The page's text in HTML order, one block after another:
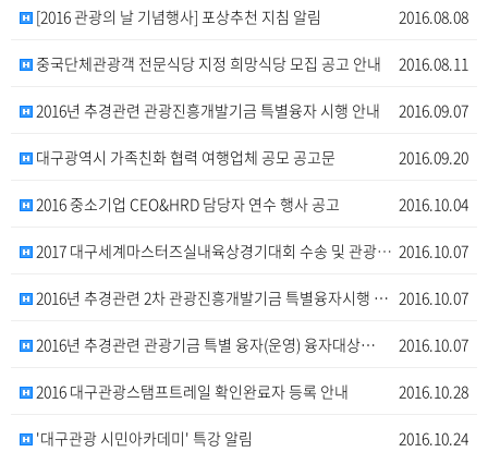
2016.08.08
[2016 관광의 날 기념행사] 포상추천 지침 알림
2016.08.11
중국단체관광객 전문식당 지정 희망식당 모집 공고 안내
2016.09.07
2016년 추경관련 관광진흥개발기금 특별융자 시행 안내
2016.09.20
대구광역시 가족친화 협력 여행업체 공모 공고문
2016.10.04
2016 중소기업 CEO&HRD 담당자 연수 행사 공고
2016.10.07
2017 대구세계마스터즈실내육상경기대회 수송 및 관광 …
2016.10.07
2016년 추경관련 2차 관광진흥개발기금 특별융자시행 …
2016.10.07
2016년 추경관련 관광기금 특별 융자(운영) 융자대상…
2016.10.28
2016 대구관광스탬프트레일 확인완료자 등록 안내
2016.10.24
'대구관광 시민아카데미' 특강 알림